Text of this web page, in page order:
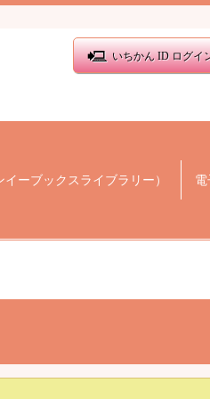
いちかん ID ログイ
ーブックスライブラリー）